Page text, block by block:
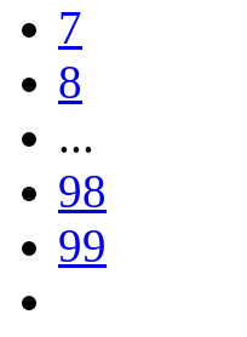
7
8
...
98
99